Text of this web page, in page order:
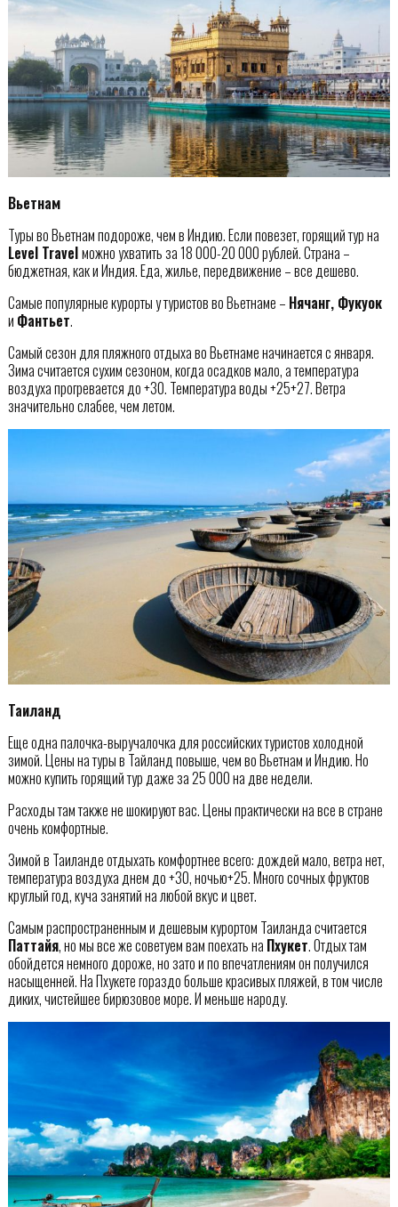
Вьетнам
Туры во Вьетнам подороже, чем в Индию. Если повезет, горящий тур на
Level Travelможно ухватить за 18 000-20 000 рублей. Страна –
бюджетная, как и Индия. Еда, жилье, передвижение – все дешево.
Самые популярные курорты у туристов во Вьетнаме – Нячанг, Фукуок
и Фантьет.
Самый сезон для пляжного отдыха во Вьетнаме начинается с января.
Зима считается сухим сезоном, когда осадков мало, а температура
воздуха прогревается до +30. Температура воды +25+27. Ветра
значительно слабее, чем летом.
Таиланд
Еще одна палочка-выручалочка для российских туристов холодной
зимой. Цены на туры в Тайланд повыше, чем во Вьетнам и Индию. Но
можно купить горящий тур даже за 25 000 на две недели.
Расходы там также не шокируют вас. Цены практически на все в стране
очень комфортные.
Зимой в Таиланде отдыхать комфортнее всего: дождей мало, ветра нет,
температура воздуха днем до +30, ночью+25. Много сочных фруктов
круглый год, куча занятий на любой вкус и цвет.
Самым распространенным и дешевым курортом Таиланда считается
Паттайя, но мы все же советуем вам поехать на Пхукет. Отдых там
обойдется немного дороже, но зато и по впечатлениям он получился
насыщенней. На Пхукете гораздо больше красивых пляжей, в том числе
диких, чистейшее бирюзовое море. И меньше народу.